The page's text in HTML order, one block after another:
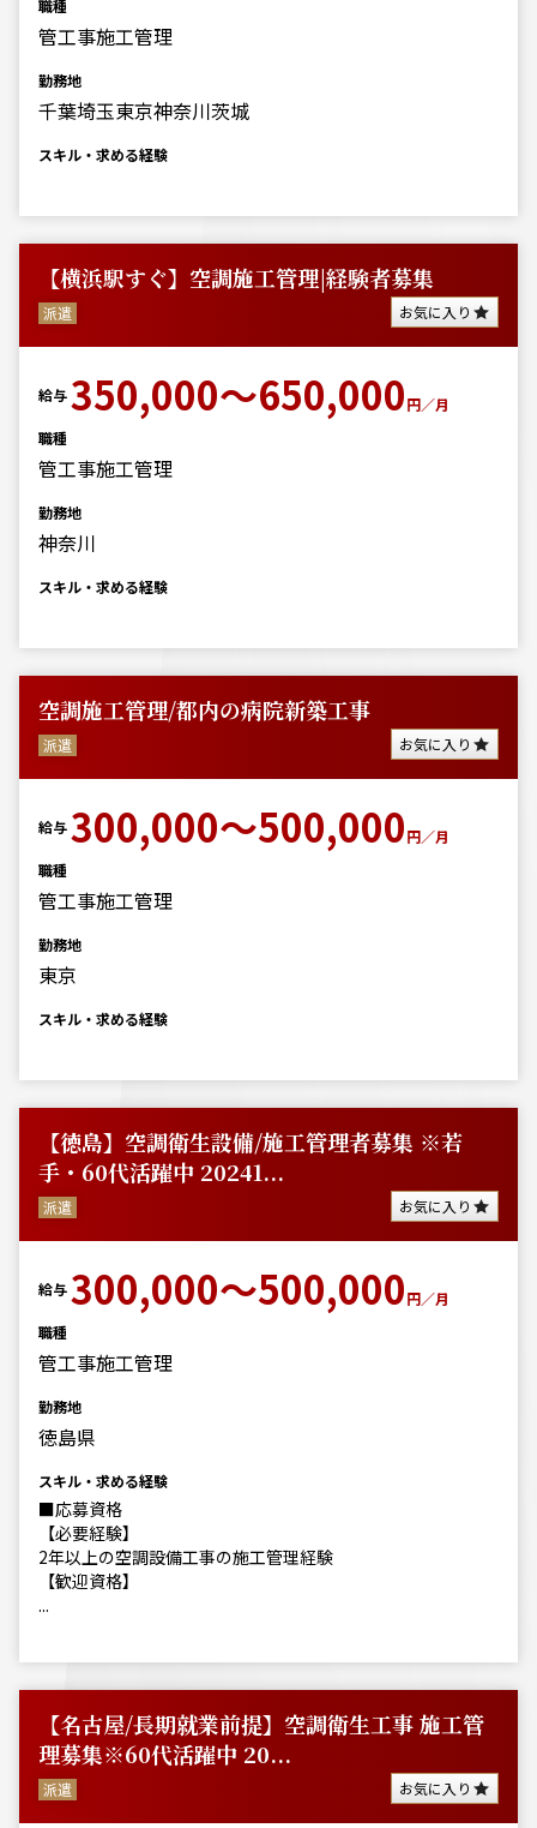
職種
管工事施工管理
勤務地
千葉埼玉東京神奈川茨城
スキル・求める経験
【横浜駅すぐ】空調施工管理|経験者募集
派遣 お気に入り
給与350,000～650,000円／月
職種
管工事施工管理
勤務地
神奈川
スキル・求める経験
空調施工管理/都内の病院新築工事
派遣 お気に入り
給与300,000～500,000円／月
職種
管工事施工管理
勤務地
東京
スキル・求める経験
【徳島】空調衛生設備/施工管理者募集 ※若
手・60代活躍中 20241...
派遣 お気に入り
給与300,000～500,000円／月
職種
管工事施工管理
勤務地
徳島県
スキル・求める経験
■応募資格
【必要経験】
2年以上の空調設備工事の施工管理経験
【歓迎資格】
...
【名古屋/長期就業前提】空調衛生工事 施工管
理募集※60代活躍中 20...
派遣 お気に入り